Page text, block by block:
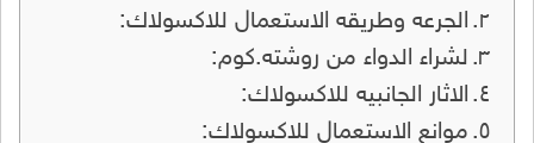
الجرعه وطريقه الاستعمال للاكسولاك:
لشراء الدواء من روشته.كوم:
الاثار الجانبيه للاكسولاك:
موانع الاستعمال للاكسولاك: